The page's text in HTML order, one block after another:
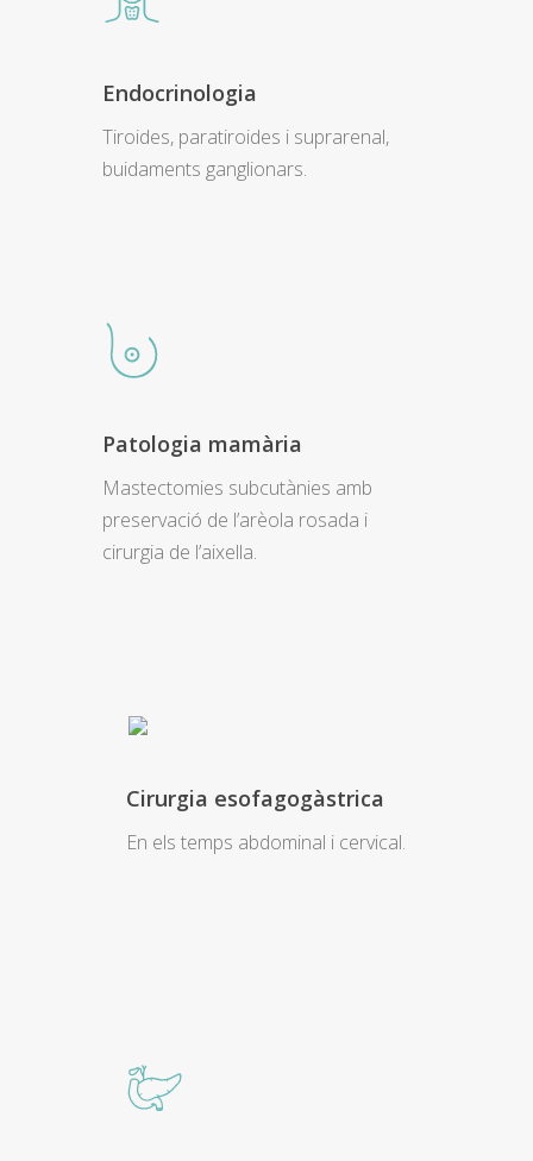
Endocrinologia
Tiroides, paratiroides i suprarenal,
buidaments ganglionars.
Patologia mamària
Mastectomies subcutànies amb
preservació de l’arèola rosada i
cirurgia de l’aixella.
Cirurgia esofagogàstrica
En els temps abdominal i cervical.